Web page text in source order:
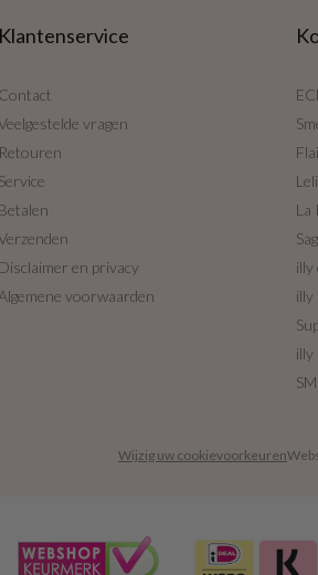
Klantenservice
Contact
vragen
Retouren
Service
Betalen
Disclaimer en privacy
Algemene voorwaarden
La
illy
illy
illy
Wijzig uw cookievoorkeuren